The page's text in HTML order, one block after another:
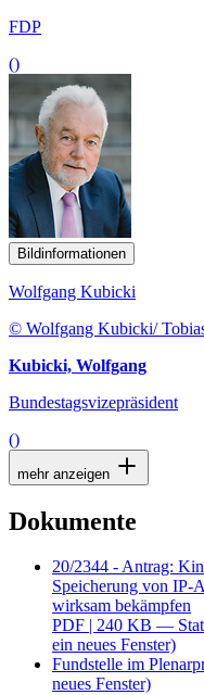
FDP
()
Bildinformationen
Wolfgang Kubicki
© Wolfgang Kubicki/
Kubicki, Wolfgang
Bundestagsvizepräsident
()
mehr anzeigen
Dokumente
20/2344 - Antrag:
Speicherung von IP-
wirksam bekämpfen
PDF | 240 KB —
ein neues Fenster)
Fundstelle im
neues Fenster)